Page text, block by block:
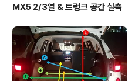
MX5 2/3열 & 트렁크 공간 실측